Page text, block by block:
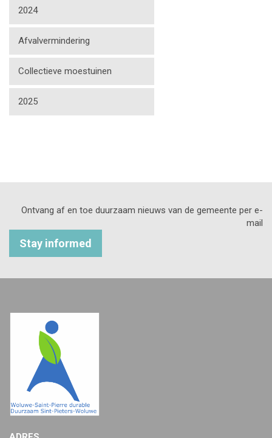
2024
Afvalvermindering
Collectieve moestuinen
2025
Ontvang af en toe duurzaam nieuws van de gemeente per e-
mail
Stay informed